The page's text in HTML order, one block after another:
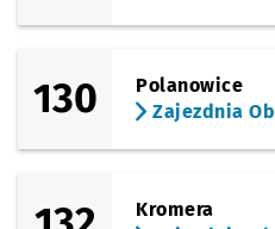
130
Polanowice
Zajezdnia
Kromera